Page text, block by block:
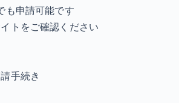
も申請可能です
トをご確認ください
手続き